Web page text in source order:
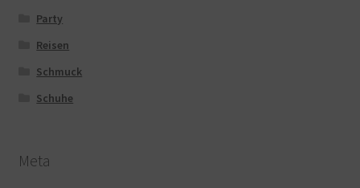
Party
Reisen
Schmuck
Schuhe
Meta